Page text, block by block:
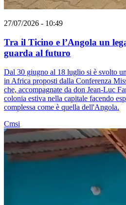
27/07/2026 - 10:49
Tra il Ticino e l’Angola un
guarda al futuro
Dal 30 giugno al 18 luglio si è svolto
in Africa proposti dalla Conferenza
che, accompagnate da don Jean-Luc
colonia estiva nella capitale facendo
complessa come è quella dell'Angola.
Cmsi